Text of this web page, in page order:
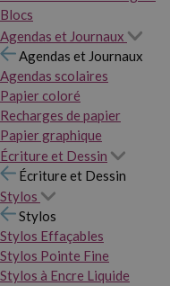
Blocs
Agendas et Journaux
Agendas et Journaux
Agendas scolaires
Papier coloré
Recharges de papier
Papier graphique
Écriture et Dessin
Écriture et Dessin
Stylos
Stylos
Stylos Effaçables
Stylos Pointe Fine
Stylos à Encre Liquide